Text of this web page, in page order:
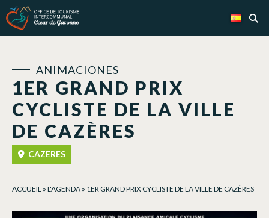
1ER GRAND PRIX
CYCLISTE DE LA VILLE
DE CAZÈRES
ANIMACIONES
CAZERES
ACCUEIL » L'AGENDA » 1ER GRAND PRIX CYCLISTE DE LA VILLE DE CAZÈRES
Panel de gestión de cookies